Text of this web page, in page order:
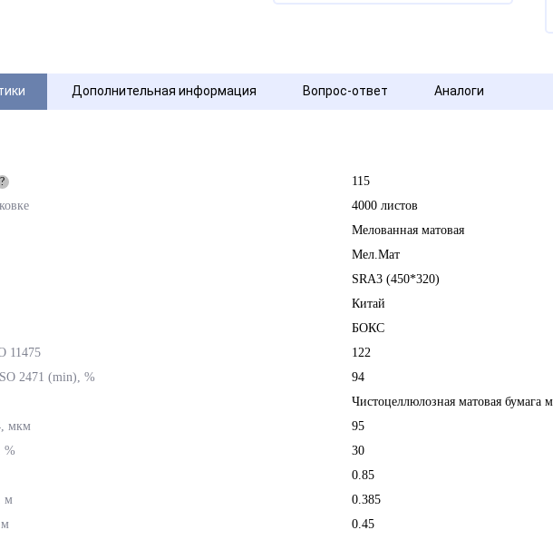
Дополнительная информация Вопрос-ответ Аналоги
?
115
4000 листов
Мелованная матовая
Мел.Мат
SRA3 (450*320)
Китай
БОКС
11475
122
2471 (min), %
94
Чистоцеллюлозная матовая бумага
мкм
95
%
30
0.85
м
0.385
м
0.45